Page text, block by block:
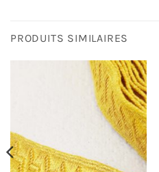
PRODUITS SIMILAIRES